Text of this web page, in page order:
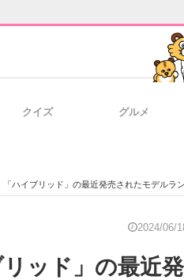
クイズ グルメ
「ハイブリッド」の最近発売されたモデルランキングTOP20
2024/06/
リッド」の最近